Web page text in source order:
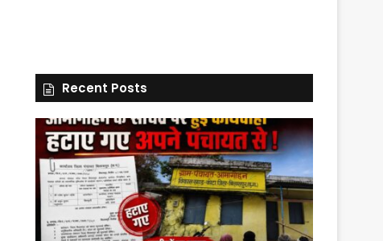
Recent Posts